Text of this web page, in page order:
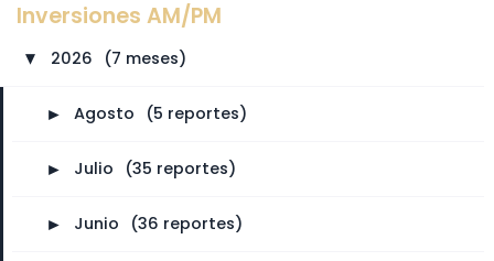
Inversiones AM/PM
► 2026 (7 meses)
► Agosto (5 reportes)
► Julio (35 reportes)
► Junio (36 reportes)